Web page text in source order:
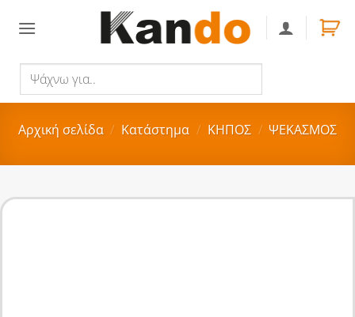
για..
Αρχική σελίδα / Κατάστημα / ΚΗΠΟΣ / ΨΕΚΑΣΜΟΣ